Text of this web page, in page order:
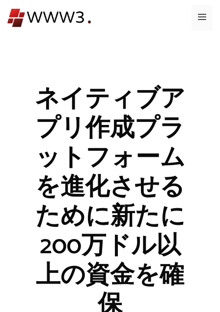
ン
メ
ネイティブア
プリ作成プラ
ットフォーム
を進化させる
ために新たに
200万ドル以
上の資金を確